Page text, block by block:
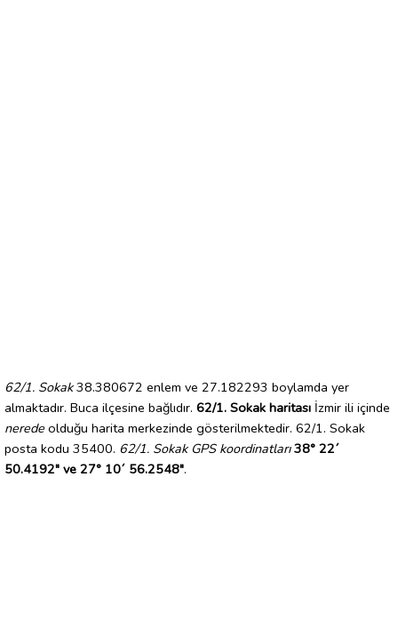
62/1. Sokak38.380672 enlem ve 27.182293 boylamda yer
almaktadır. Buca ilçesine bağlıdır. 62/1. Sokak haritası İzmir ili içinde
nerede olduğu harita merkezinde gösterilmektedir. 62/1. Sokak
posta kodu 35400. 62/1. Sokak GPS koordinatları 38° 22´
50.4192" ve 27° 10´ 56.2548".